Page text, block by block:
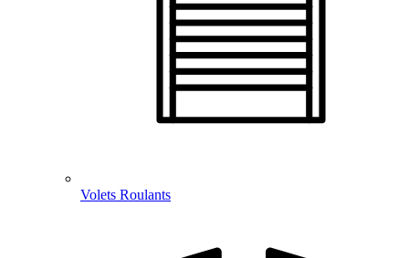
Volets Roulants